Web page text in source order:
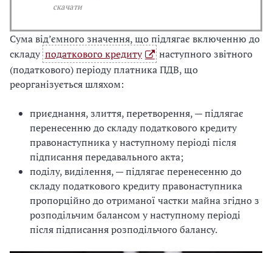
скачати
Сума від’ємного значення, що підлягає включенню до
складу податкового кредиту
наступного звітного
(податкового) періоду платника ПДВ, що
реорганізується шляхом:
приєднання, злиття, перетворення, — підлягає
перенесенню до складу податкового кредиту
правонаступника у наступному періоді після
підписання передавального акта;
поділу, виділення, — підлягає перенесенню до
складу податкового кредиту правонаступника
пропорційно до отриманої частки майна згідно з
розподільчим балансом у наступному періоді
після підписання розподільчого балансу.